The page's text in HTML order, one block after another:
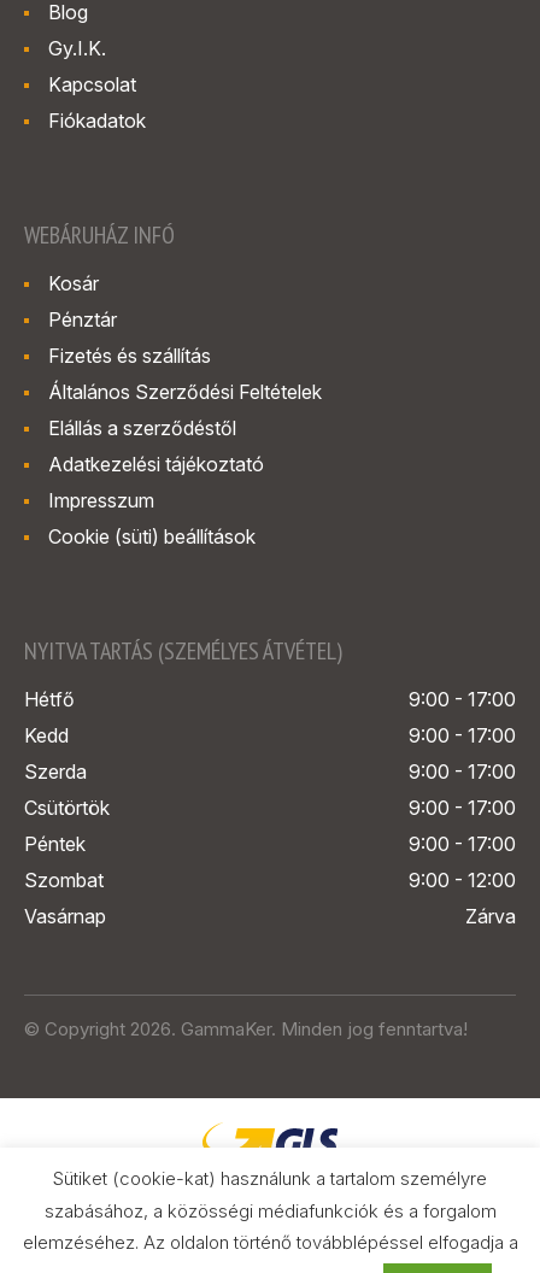
Blog
Gy.I.K.
Kapcsolat
Fiókadatok
WEBÁRUHÁZ INFÓ
Kosár
Pénztár
Fizetés és szállítás
Általános Szerződési Feltételek
Elállás a szerződéstől
Adatkezelési tájékoztató
Impresszum
Cookie (süti) beállítások
NYITVA TARTÁS (SZEMÉLYES ÁTVÉTEL)
Hétfő
9:00 - 17:00
Kedd
9:00 - 17:00
Szerda
9:00 - 17:00
Csütörtök
9:00 - 17:00
Péntek
9:00 - 17:00
Szombat
9:00 - 12:00
Vasárnap
Zárva
© Copyright 2026. GammaKer. Minden jog fenntartva!
Árak és paraméterek összehasonlítása
Sütiket (cookie-kat) használunk a tartalom személyre
szabásához, a közösségi médiafunkciók és a forgalom
elemzéséhez. Az oldalon történő továbblépéssel elfogadja a